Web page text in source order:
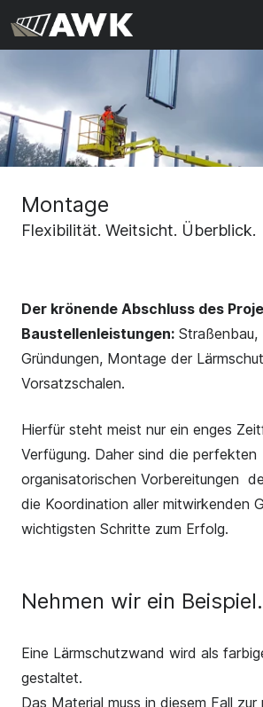
Montage
Flexibilität. Weitsicht. Überblick.
Der krönende Abschluss des
Baustellenleistungen: Straßenbau,
Gründungen, Montage der
Vorsatzschalen.
Hierfür steht meist nur ein enges
Verfügung. Daher sind die perfekten
organisatorischen Vorbereitungen
die Koordination aller mitwirkenden
wichtigsten Schritte zum Erfolg.
Nehmen wir ein Beispiel.
Eine Lärmschutzwand wird als
gestaltet.
Das Material muss in diesem Fall